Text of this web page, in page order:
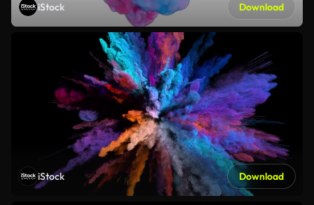
iStock Download
iStock Download